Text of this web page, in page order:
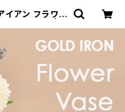
イアン フラワー